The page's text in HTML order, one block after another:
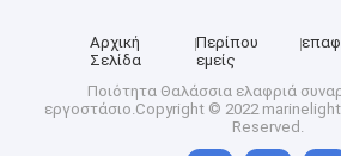
Αρχική
Σελίδα
Περίπου
εμείς
Ποιότητα Θαλάσσια ελαφριά
εργοστάσιο.Copyright © 2022
Reserved.